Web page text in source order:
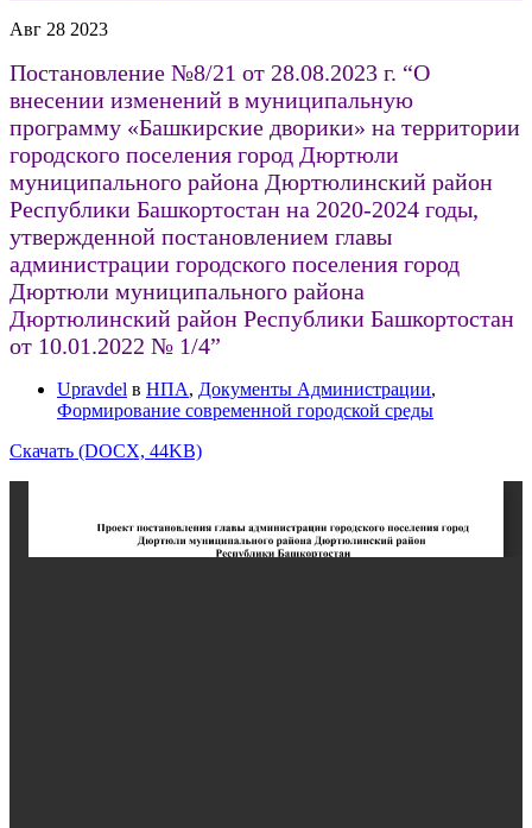
Авг 28 2023
Постановление №8/21 от 28.08.2023 г. “О
внесении изменений в муниципальную
программу «Башкирские дворики» на территории
городского поселения город Дюртюли
муниципального района Дюртюлинский район
Республики Башкортостан на 2020-2024 годы,
утвержденной постановлением главы
администрации городского поселения город
Дюртюли муниципального района
Дюртюлинский район Республики Башкортостан
от 10.01.2022 № 1/4”
Upravdel в НПА, Документы Администрации,
Формирование современной городской среды
Скачать (DOCX, 44KB)